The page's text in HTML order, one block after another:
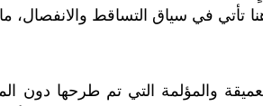
هنا تأتي في سياق التساقط والانفصال،
العميقة والمؤلمة التي تم طرحها دون